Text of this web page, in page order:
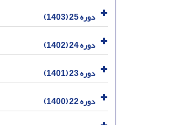
دوره 25 (1403)
دوره 24 (1402)
دوره 23 (1401)
دوره 22 (1400)